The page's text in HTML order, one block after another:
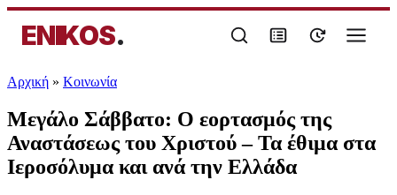
ENIKOS.
Αρχική » Κοινωνία
Μεγάλο Σάββατο: Ο εορτασμός της
Αναστάσεως του Χριστού – Τα έθιμα στα
Ιεροσόλυμα και ανά την Ελλάδα